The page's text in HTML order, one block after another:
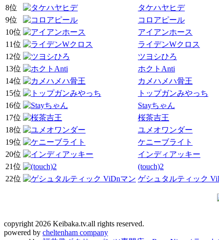
8位
タケハヤヒデ
9位
コロアピール
10位
アイアンホース
11位
ライデンWクロス
12位
ツヨシひろ
13位
ホクトAnti
14位
カメハメハ骨王
15位
トップガンみやっち
16位
Stayちゃん
17位
桜茶吉王
18位
ユメオワンダー
19位
ケニーブライト
20位
インディアッキー
21位
(touch)2
22位
ゲシュタルティック
copyright 2026 Keibaka.tv.all rights reserved.
powered by cheltenham company